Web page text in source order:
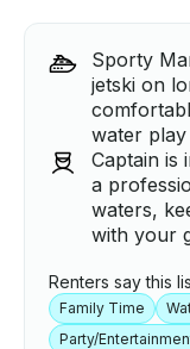
Sporty
jetski on
water play
Captain is
a
waters,
with your
Renters say this
Family Time
Party/